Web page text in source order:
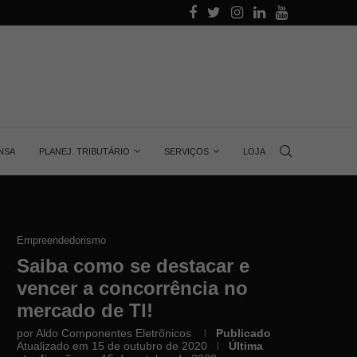
Aprenda quanta energia gera uma placa
PLANEJ. TRIBUTÁRIO SERVIÇOS LOJA
Empreendedorismo
Saiba como se destacar e
vencer a concorrência no
mercado de TI!
porAldo Componentes Eletrônicos
Publicado
Atualizado em 15 de outubro de 2020
Última